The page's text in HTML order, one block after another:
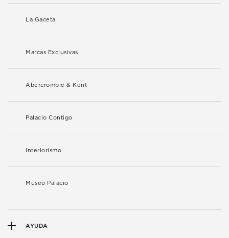
La Gaceta
Marcas Exclusivas
Abercrombie & Kent
Palacio Contigo
Interiorismo
Museo Palacio
AYUDA